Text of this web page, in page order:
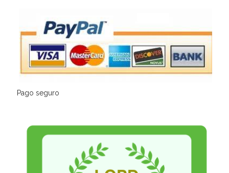
Pago seguro